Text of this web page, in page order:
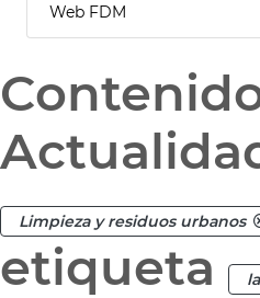
Web FDM
Limpieza y residuos urbanos
etiqueta